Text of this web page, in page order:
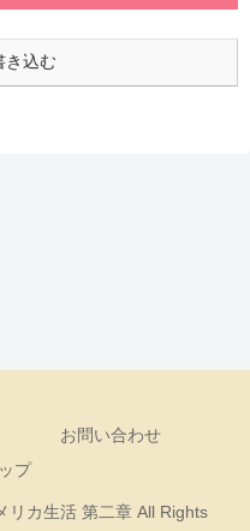
き込む
お問い合わせ
プ
カ生活 第二章 All Rights